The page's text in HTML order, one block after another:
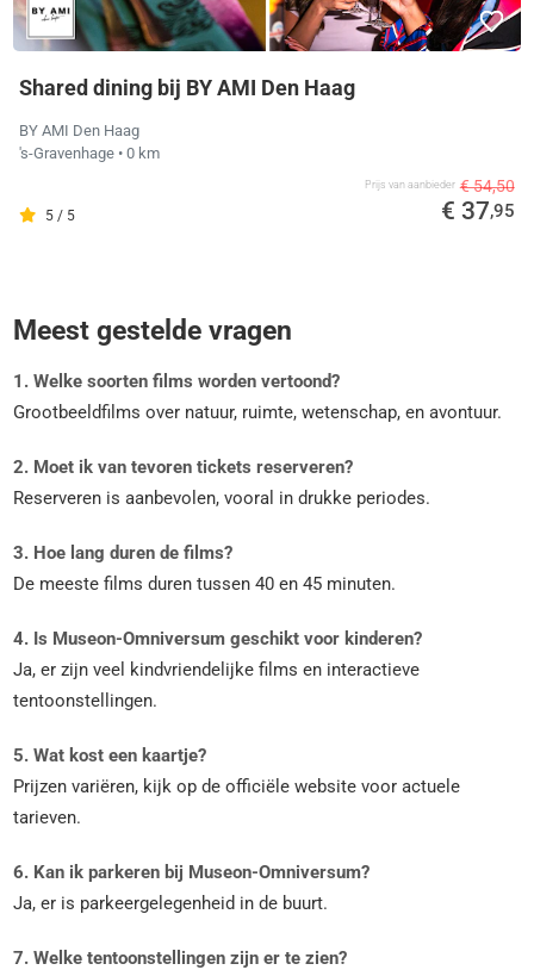
Shared dining bij BY AMI Den Haag
BY AMI Den Haag
's-Gravenhage • 0 km
5 / 5
Prijs van aanbieder € 54,50
€ 37,95
Meest gestelde vragen
1. Welke soorten films worden vertoond?
Grootbeeldfilms over natuur, ruimte, wetenschap, en avontuur.
2. Moet ik van tevoren tickets reserveren?
Reserveren is aanbevolen, vooral in drukke periodes.
3. Hoe lang duren de films?
De meeste films duren tussen 40 en 45 minuten.
4. Is Museon-Omniversum geschikt voor kinderen?
Ja, er zijn veel kindvriendelijke films en interactieve
tentoonstellingen.
5. Wat kost een kaartje?
Prijzen variëren, kijk op de officiële website voor actuele
tarieven.
6. Kan ik parkeren bij Museon-Omniversum?
Ja, er is parkeergelegenheid in de buurt.
7. Welke tentoonstellingen zijn er te zien?